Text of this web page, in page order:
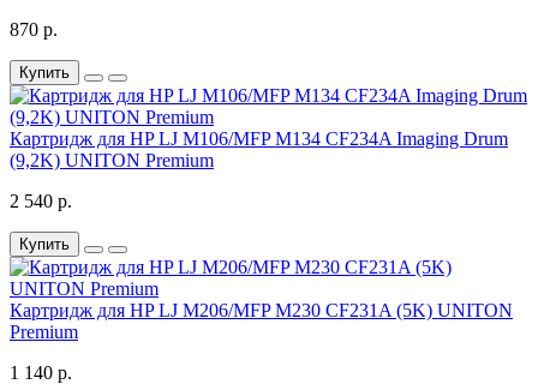
870 р.
Купить
Картридж для HP LJ M106/MFP M134 CF234A Imaging Drum
(9,2K) UNITON Premium
2 540 р.
Купить
Картридж для HP LJ M206/MFP M230 CF231A (5K) UNITON
Premium
1 140 р.